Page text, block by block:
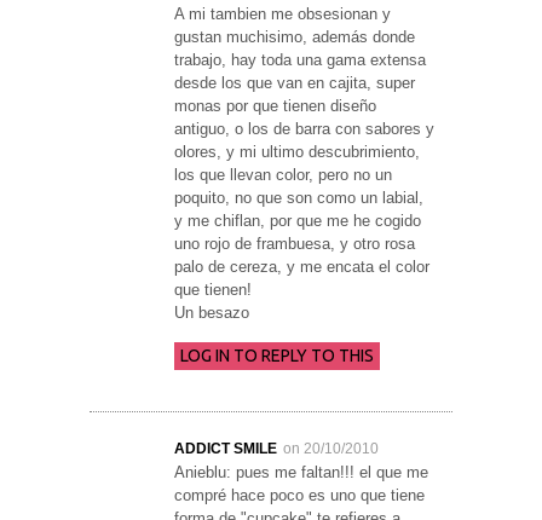
A mi tambien me obsesionan y
gustan muchisimo, además donde
trabajo, hay toda una gama extensa
desde los que van en cajita, super
monas por que tienen diseño
antiguo, o los de barra con sabores y
olores, y mi ultimo descubrimiento,
los que llevan color, pero no un
poquito, no que son como un labial,
y me chiflan, por que me he cogido
uno rojo de frambuesa, y otro rosa
palo de cereza, y me encata el color
que tienen!
Un besazo
LOG IN TO REPLY TO THIS
ADDICT SMILE on 20/10/2010
Anieblu: pues me faltan!!! el que me
compré hace poco es uno que tiene